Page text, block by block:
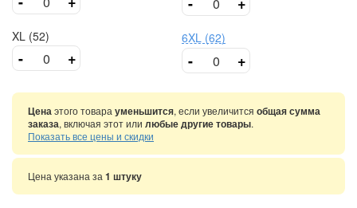
XL (52)
- +
6XL (62)
- +
Ценаэтого товара уменьшится, если увеличится общая сумма
заказа, включая этот или любые другие товары.
Показать все цены и скидки
Цена указана за 1 штуку